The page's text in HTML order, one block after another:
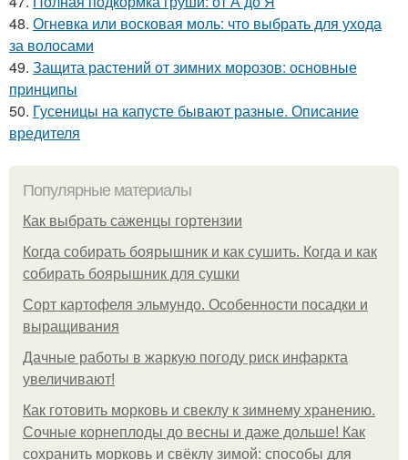
48. Огневка или восковая моль: что выбрать для ухода
за волосами
49. Защита растений от зимних морозов: основные
принципы
50. Гусеницы на капусте бывают разные. Описание
вредителя
Популярные материалы
Как выбрать саженцы гортензии
Когда собирать боярышник и как сушить. Когда и как
собирать боярышник для сушки
Сорт картофеля эльмундо. Особенности посадки и
выращивания
Дачные работы в жаркую погоду риск инфаркта
увеличивают!
Как готовить морковь и свеклу к зимнему хранению.
Сочные корнеплоды до весны и даже дольше! Как
сохранить морковь и свёклу зимой: способы для